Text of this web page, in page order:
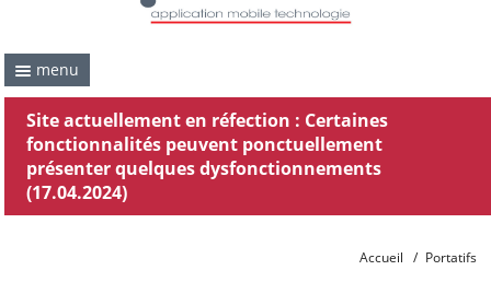
menu
Site actuellement en réfection : Certaines
fonctionnalités peuvent ponctuellement
présenter quelques dysfonctionnements
(17.04.2024)
Accueil / Portatifs